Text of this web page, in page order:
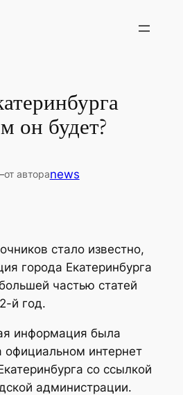
он будет?
от автораnews
стало известно,
города Екатеринбурга
частью статей
й год.
информация была
официальном интернет
со ссылкой
администрации.